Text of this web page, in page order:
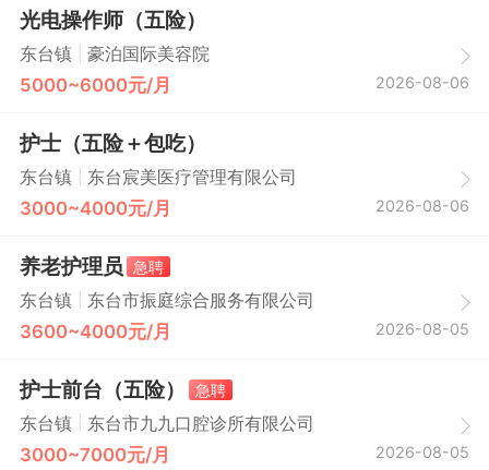
光电操作师（五险）
东台镇 豪泊国际美容院
5000~6000元/月 2026-08-06
护士（五险＋包吃）
东台镇 东台宸美医疗管理有限公司
3000~4000元/月 2026-08-06
养老护理员 急聘
东台镇
东台市振庭综合服务有限公司
3600~4000元/月 2026-08-05
护士前台（五险）
急聘
东台镇
东台市九九口腔诊所有限公司
3000~7000元/月 2026-08-05